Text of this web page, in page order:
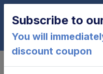
Subscribe to
You will
discount coupon